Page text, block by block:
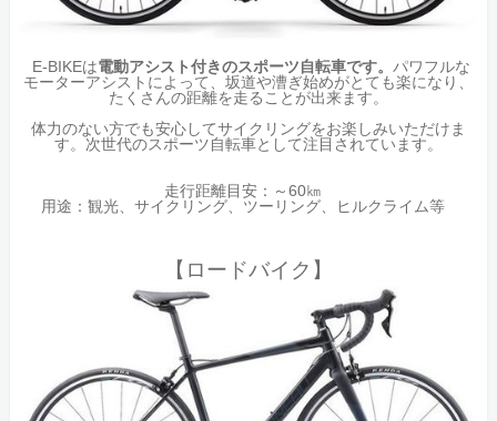
E-BIKEは電動アシスト付きのスポーツ自転車です。 パワフルな
モーターアシストによって、坂道や漕ぎ始めがとても楽になり、
たくさんの距離を走ることが出来ます。
体力のない方でも安心してサイクリングをお楽しみいただけま
す。次世代のスポーツ自転車として注目されています。
走行距離目安：～60㎞
用途：観光、サイクリング、ツーリング、ヒルクライム等
【ロードバイク】